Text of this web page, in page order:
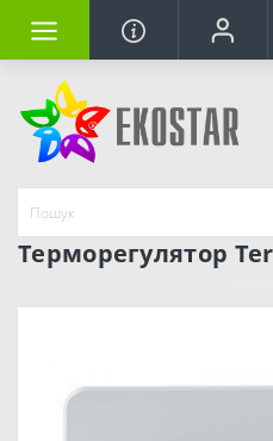
Терморегулятор